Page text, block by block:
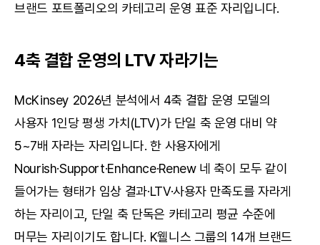
브랜드 포트폴리오의 카테고리 운영 표준 자리입니다.
4축 결합 운영의 LTV 자라기는
McKinsey 2026년 분석에서 4축 결합 운영 모델의
사용자 1인당 평생 가치(LTV)가 단일 축 운영 대비 약
5~7배 자라는 자리입니다. 한 사용자에게
Nourish·Support·Enhance·Renew 네 축이 모두 같이
들어가는 형태가 임상 결과·LTV·사용자 만족도를 자라게
하는 자리이고, 단일 축 단독은 카테고리 평균 수준에
머무는 자리이기도 합니다. K웰니스 그룹의 14개 브랜드